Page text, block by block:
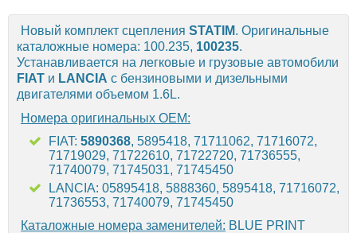
Новый комплект сцепления STATIM. Оригинальные
каталожные номера: 100.235, 100235.
Устанавливается на легковые и грузовые автомобили
FIAT и LANCIA с бензиновыми и дизельными
двигателями объемом 1.6L.
Номера оригинальных OEM:
FIAT: 5890368, 5895418, 71711062, 71716072,
71719029, 71722610, 71722720, 71736555,
71740079, 71745031, 71745450
LANCIA: 05895418, 5888360, 5895418, 71716072,
71736553, 71740079, 71745450
Каталожные номера заменителей: BLUE PRINT